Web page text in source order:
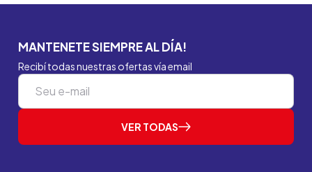
MANTENETE SIEMPRE AL DÍA!
Recibí todas nuestras ofertas vía email
VER TODAS